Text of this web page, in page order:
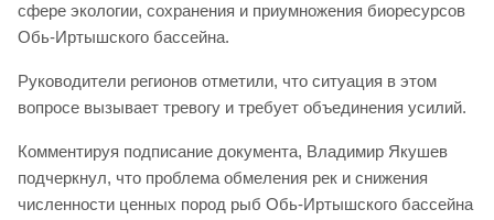
сфере экологии, сохранения и приумножения биоресурсов
Обь-Иртышского бассейна.
Руководители регионов отметили, что ситуация в этом
вопросе вызывает тревогу и требует объединения усилий.
Комментируя подписание документа, Владимир Якушев
подчеркнул, что проблема обмеления рек и снижения
численности ценных пород рыб Обь-Иртышского бассейна